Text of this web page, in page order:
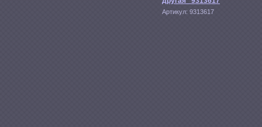
Артикул: 9313617